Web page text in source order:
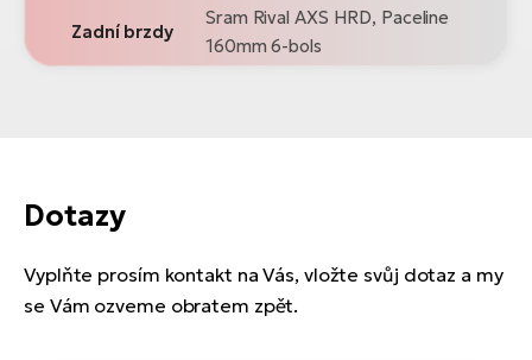
Zadní brzdy
Sram Rival AXS HRD, Paceline
160mm 6-bols
Dotazy
Vyplňte prosím kontakt na Vás, vložte svůj dotaz a my
se Vám ozveme obratem zpět.